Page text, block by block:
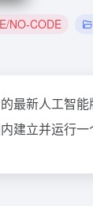
NO-CODE
最新人工智
建立并运行一